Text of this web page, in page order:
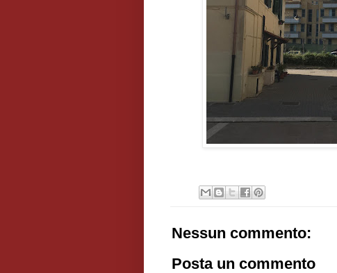
Nessun commento:
Posta un commento